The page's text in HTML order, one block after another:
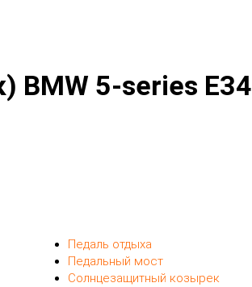
BMW 5-series E34
Педаль отдыха
Педальный мост
Солнцезащитный козырек